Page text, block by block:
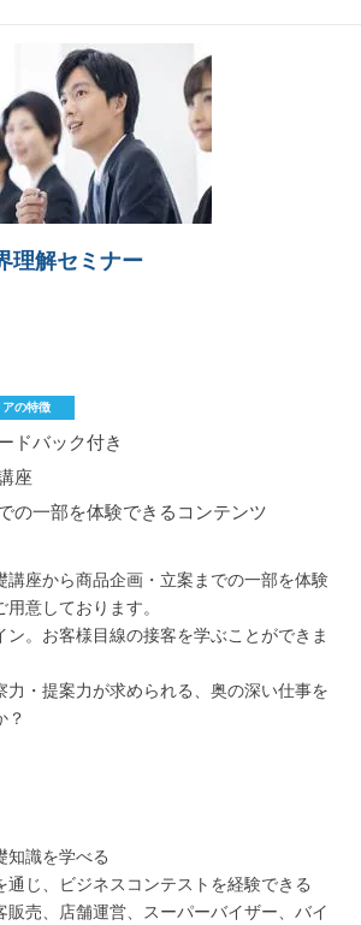
理解セミナー
アの特徴
ドバック付き
座
の一部を体験できるコンテンツ
講座から商品企画・立案までの一部を体験
意しております。
ン。お客様目線の接客を学ぶことができま
力・提案力が求められる、奥の深い仕事を
？
知識を学べる
通じ、ビジネスコンテストを経験できる
販売、店舗運営、スーパーバイザー、バイ